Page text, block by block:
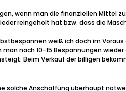
wenn man die finanziellen Mittel
reingeholt hat bzw. dass die
weiß ich doch im
nach 10-15 Bespannungen
Beim Verkauf der billigen
solche Anschaffung überhaupt